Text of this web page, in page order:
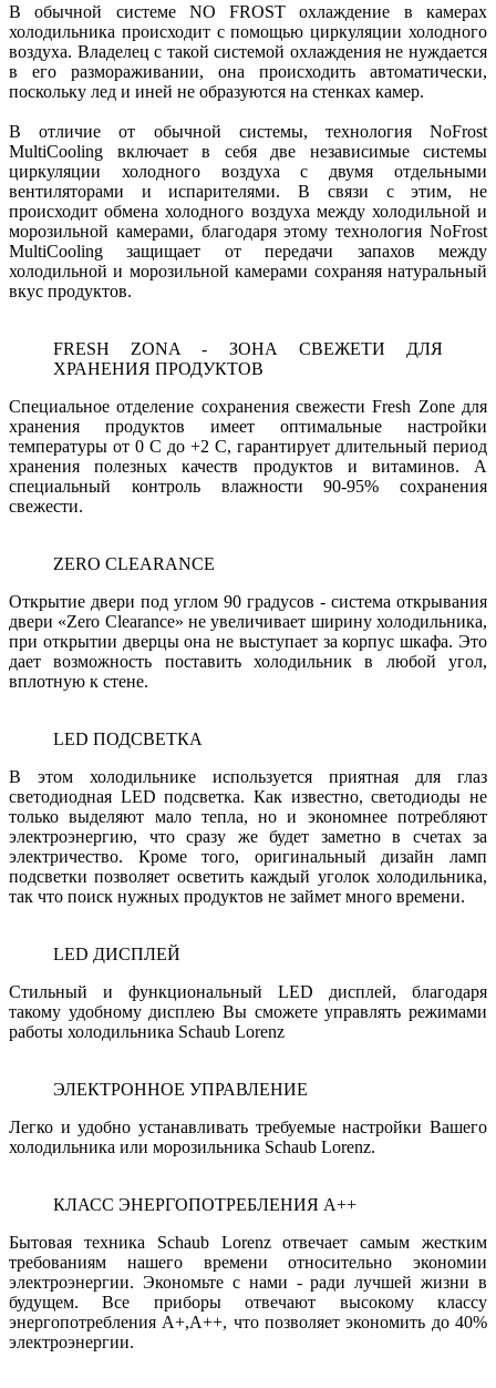
В обычной системе NO FROST охлаждение в камерах
холодильника происходит с помощью циркуляции холодного
воздуха. Владелец с такой системой охлаждения не нуждается
в его размораживании, она происходить автоматически,
поскольку лед и иней не образуются на стенках камер.
В отличие от обычной системы, технология NoFrost
MultiCooling включает в себя две независимые системы
циркуляции холодного воздуха с двумя отдельными
вентиляторами и испарителями. В связи с этим, не
происходит обмена холодного воздуха между холодильной и
морозильной камерами, благодаря этому технология NoFrost
MultiCooling защищает от передачи запахов между
холодильной и морозильной камерами сохраняя натуральный
вкус продуктов.
FRESH ZONA - ЗОНА СВЕЖЕТИ ДЛЯ
ХРАНЕНИЯ ПРОДУКТОВ
Специальное отделение сохранения свежести Fresh Zone для
хранения продуктов имеет оптимальные настройки
температуры от 0 С до +2 С, гарантирует длительный период
хранения полезных качеств продуктов и витаминов. А
специальный контроль влажности 90-95% сохранения
свежести.
ZERO CLEARANCE
Открытие двери под углом 90 градусов - система открывания
двери «Zero Clearance» не увеличивает ширину холодильника,
при открытии дверцы она не выступает за корпус шкафа. Это
дает возможность поставить холодильник в любой угол,
вплотную к стене.
LED ПОДСВЕТКА
В этом холодильнике используется приятная для глаз
светодиодная LED подсветка. Как известно, светодиоды не
только выделяют мало тепла, но и экономнее потребляют
электроэнергию, что сразу же будет заметно в счетах за
электричество. Кроме того, оригинальный дизайн ламп
подсветки позволяет осветить каждый уголок холодильника,
так что поиск нужных продуктов не займет много времени.
LED ДИСПЛЕЙ
Стильный и функциональный LED дисплей, благодаря
такому удобному дисплею Вы сможете управлять режимами
работы холодильника Schaub Lorenz
ЭЛЕКТРОННОЕ УПРАВЛЕНИЕ
Легко и удобно устанавливать требуемые настройки Вашего
холодильника или морозильника Schaub Lorenz.
КЛАСС ЭНЕРГОПОТРЕБЛЕНИЯ А++
Бытовая техника Schaub Lorenz отвечает самым жестким
требованиям нашего времени относительно экономии
электроэнергии. Экономьте с нами - ради лучшей жизни в
будущем. Все приборы отвечают высокому классу
энергопотребления А+,А++, что позволяет экономить до 40%
электроэнергии.